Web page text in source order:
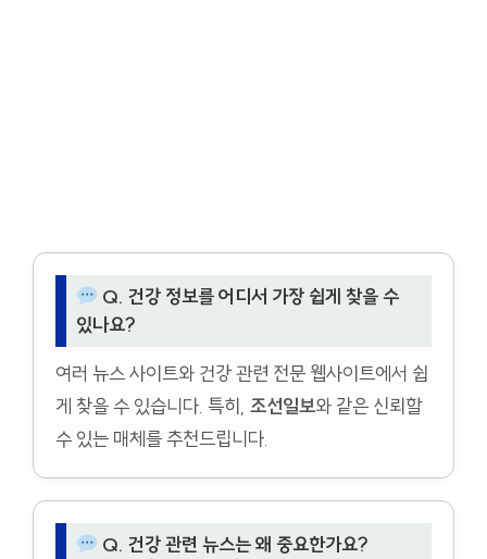
Q. 건강 정보를 어디서 가장 쉽게 찾을 수
있나요?
여러 뉴스 사이트와 건강 관련 전문 웹사이트에서 쉽
게 찾을 수 있습니다. 특히, 조선일보와 같은 신뢰할
수 있는 매체를 추천드립니다.
Q. 건강 관련 뉴스는 왜 중요한가요?